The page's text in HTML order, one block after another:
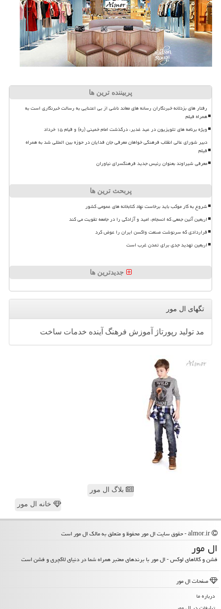
پربیننده ترین ها
رفتار های بزدلانه خبرنگاران رسانه های معاند ناشی از بی اعتنایی به رسالت خبرنگاری است به
همراه فیلم
ویژه برنامه های تلویزیون در عید غدیر، درگذشت امام خمینی (ره) و قیام ۱۵ خرداد
دبیر شورای عالی انقلاب فرهنگی خواهان معرفی جان فدایان در حوزه بین المللی شد به همراه
فیلم
معرفی شیراوند بعنوان رئیس جدید فرهنگسرای نیاوران
پربحث ترین ها
شروع به کار موکب باید برخاست نهاد کتابخانه های عمومی کشور
اربعین آئین جمعی که انسجام، امید و آزادگی را در جامعه تقویت می کند
قراردادی که سرنوشت صنعت واکسن ایران را عوض کرد
اربعین تهدید جدی برای تمدن غرب است
جدیدترین ها
تگهای ال مور
مد تولید رپورتاژ آموزش فرهنگ آینده خدمات ساخت
بلاگ ال مور
خانه ال مور
ال مور
فشن و کالاهای لوکس - ال مور با برندهای معتبر همراه شما در دنیای لاکچری و فشن است
صفحات ال مور
درباره ما